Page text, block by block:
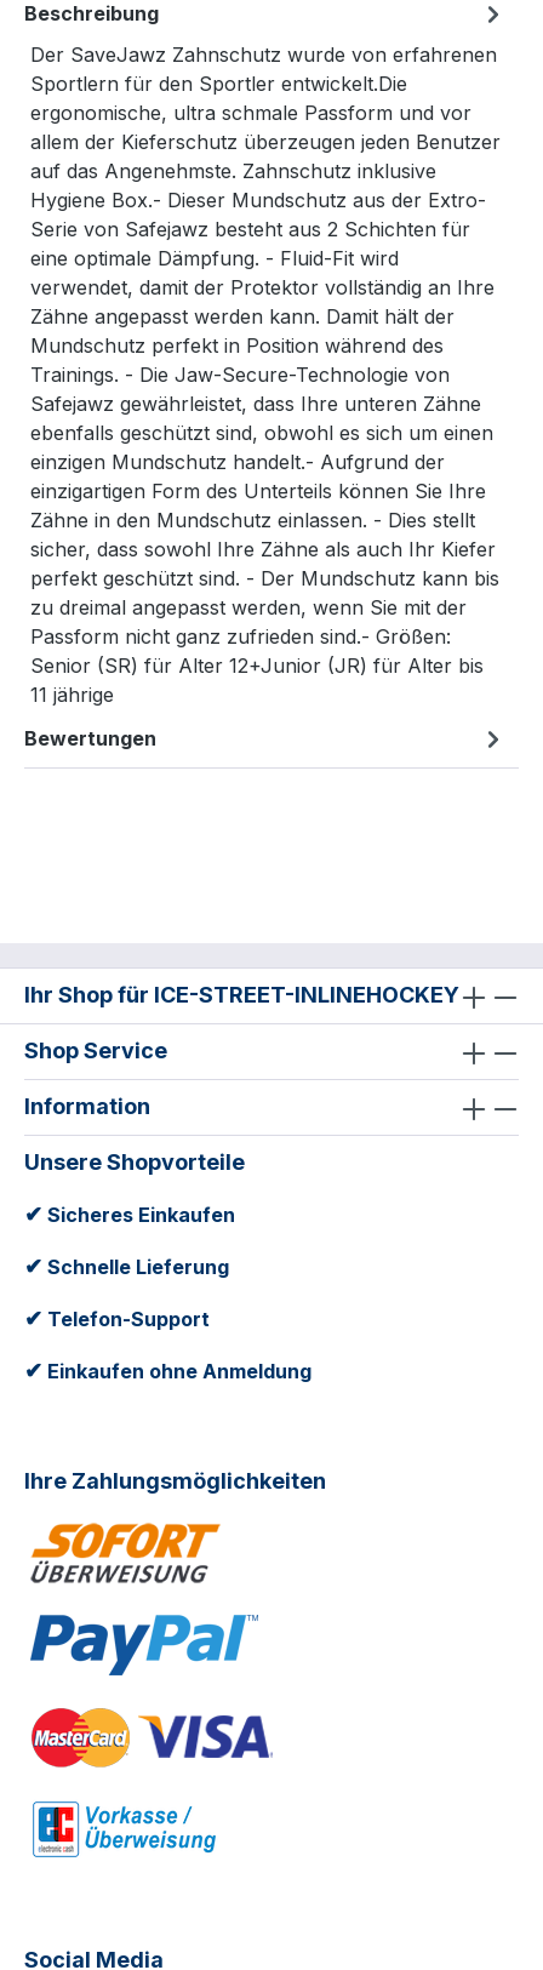
Beschreibung
Der SaveJawz Zahnschutz wurde von erfahrenen
Sportlern für den Sportler entwickelt.Die
ergonomische, ultra schmale Passform und vor
allem der Kieferschutz überzeugen jeden Benutzer
auf das Angenehmste. Zahnschutz inklusive
Hygiene Box.- Dieser Mundschutz aus der Extro-
Serie von Safejawz besteht aus 2 Schichten für
eine optimale Dämpfung. - Fluid-Fit wird
verwendet, damit der Protektor vollständig an Ihre
Zähne angepasst werden kann. Damit hält der
Mundschutz perfekt in Position während des
Trainings. - Die Jaw-Secure-Technologie von
Safejawz gewährleistet, dass Ihre unteren Zähne
ebenfalls geschützt sind, obwohl es sich um einen
einzigen Mundschutz handelt.- Aufgrund der
einzigartigen Form des Unterteils können Sie Ihre
Zähne in den Mundschutz einlassen. - Dies stellt
sicher, dass sowohl Ihre Zähne als auch Ihr Kiefer
perfekt geschützt sind. - Der Mundschutz kann bis
zu dreimal angepasst werden, wenn Sie mit der
Passform nicht ganz zufrieden sind.- Größen:
Senior (SR) für Alter 12+Junior (JR) für Alter bis
11 jährige
Bewertungen
Ihr Shop für ICE-STREET-INLINEHOCKEY
Shop Service
Information
Unsere Shopvorteile
✔ Sicheres Einkaufen
✔ Schnelle Lieferung
✔ Telefon-Support
✔ Einkaufen ohne Anmeldung
Ihre Zahlungsmöglichkeiten
Social Media